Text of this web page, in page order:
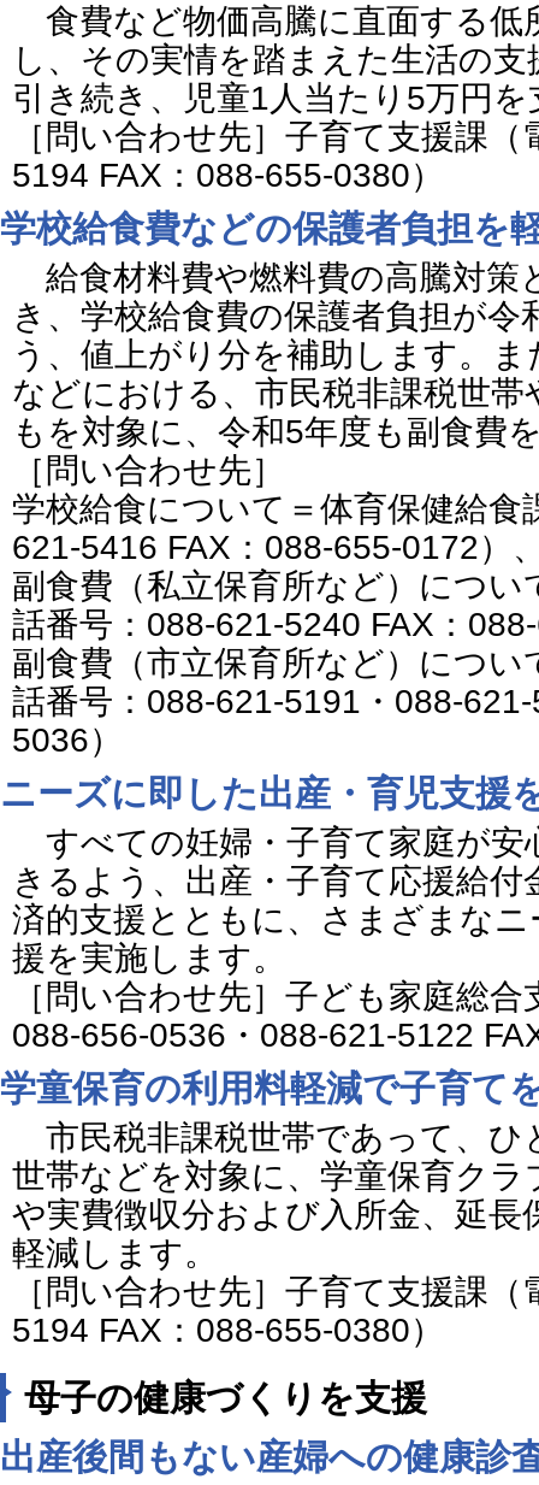
食費など物価高騰に直面する低
し、その実情を踏まえた生活の
引き続き、児童1人当たり5万円
［問い合わせ先］子育て支援課
5194 FAX：088-655-0380）
学校給食費などの保護者負担を
給食材料費や燃料費の高騰対策
き、学校給食費の保護者負担が
う、値上がり分を補助します。
などにおける、市民税非課税世
もを対象に、令和5年度も副食費
［問い合わせ先］
学校給食について＝体育保健給食
621-5416 FAX：088-655-0172）
副食費（私立保育所など）につい
話番号：088-621-5240 FAX：
副食費（市立保育所など）につい
話番号：088-621-5191・088-
5036）
ニーズに即した出産・育児支援
すべての妊婦・子育て家庭が安
きるよう、出産・子育て応援給
済的支援とともに、さまざまな
援を実施します。
［問い合わせ先］子ども家庭総
088-656-0536・088-621-5122
学童保育の利用料軽減で子育て
市民税非課税世帯であって、ひ
世帯などを対象に、学童保育ク
や実費徴収分および入所金、延長
軽減します。
［問い合わせ先］子育て支援課
5194 FAX：088-655-0380）
母子の健康づくりを支援
出産後間もない産婦への健康診